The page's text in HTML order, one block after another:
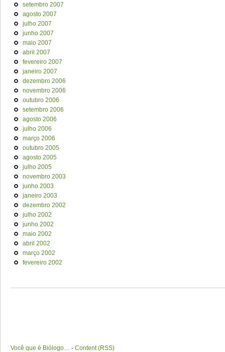
setembro 2007
agosto 2007
julho 2007
junho 2007
maio 2007
abril 2007
fevereiro 2007
janeiro 2007
dezembro 2006
novembro 2006
outubro 2006
setembro 2006
agosto 2006
julho 2006
março 2006
outubro 2005
agosto 2005
julho 2005
novembro 2003
junho 2003
janeiro 2003
dezembro 2002
julho 2002
junho 2002
maio 2002
abril 2002
março 2002
fevereiro 2002
Você que é Biólogo… - Content (RSS)